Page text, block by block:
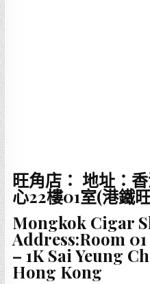
旺角店： 地址：
心22樓01室(港鐵
Mongkok Cigar
Address:Room
– 1K Sai Yeung
Hong Kong